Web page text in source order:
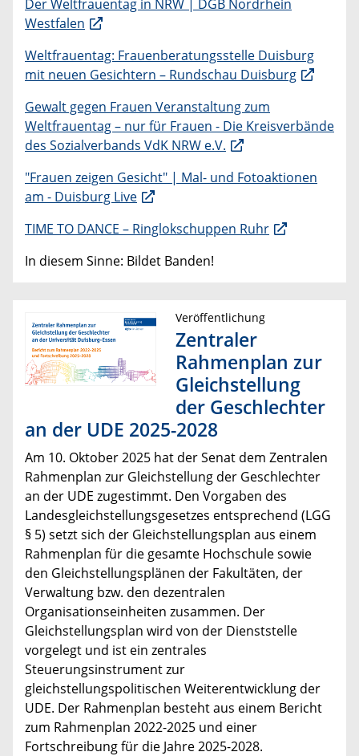
Der Weltfrauentag in NRW | DGB Nordrhein
Westfalen
Weltfrauentag: Frauenberatungsstelle Duisburg
mit neuen Gesichtern – Rundschau Duisburg
Gewalt gegen Frauen Veranstaltung zum
Weltfrauentag – nur für Frauen - Die Kreisverbände
des Sozialverbands VdK NRW e.V.
"Frauen zeigen Gesicht" | Mal- und Fotoaktionen
am - Duisburg Live
TIME TO DANCE – Ringlokschuppen Ruhr
In diesem Sinne: Bildet Banden!
Veröffentlichung
Zentraler
Rahmenplan zur
Gleichstellung
der Geschlechter
an der UDE 2025-2028
Am 10. Oktober 2025 hat der Senat dem Zentralen
Rahmenplan zur Gleichstellung der Geschlechter
an der UDE zugestimmt. Den Vorgaben des
Landesgleichstellungsgesetzes entsprechend (LGG
§ 5) setzt sich der Gleichstellungsplan aus einem
Rahmenplan für die gesamte Hochschule sowie
den Gleichstellungsplänen der Fakultäten, der
Verwaltung bzw. den dezentralen
Organisationseinheiten zusammen. Der
Gleichstellungsplan wird von der Dienststelle
vorgelegt und ist ein zentrales
Steuerungsinstrument zur
gleichstellungspolitischen Weiterentwicklung der
UDE. Der Rahmenplan besteht aus einem Bericht
zum Rahmenplan 2022-2025 und einer
Fortschreibung für die Jahre 2025-2028.